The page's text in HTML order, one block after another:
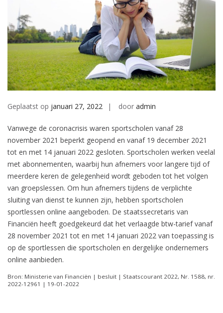
Geplaatst op januari 27, 2022 door admin
Vanwege de coronacrisis waren sportscholen vanaf 28
november 2021 beperkt geopend en vanaf 19 december 2021
tot en met 14 januari 2022 gesloten. Sportscholen werken veelal
met abonnementen, waarbij hun afnemers voor langere tijd of
meerdere keren de gelegenheid wordt geboden tot het volgen
van groepslessen. Om hun afnemers tijdens de verplichte
sluiting van dienst te kunnen zijn, hebben sportscholen
sportlessen online aangeboden. De staatssecretaris van
Financiën heeft goedgekeurd dat het verlaagde btw-tarief vanaf
28 november 2021 tot en met 14 januari 2022 van toepassing is
op de sportlessen die sportscholen en dergelijke ondernemers
online aanbieden.
Bron: Ministerie van Financiën | besluit | Staatscourant 2022, Nr. 1588, nr.
2022-12961 | 19-01-2022